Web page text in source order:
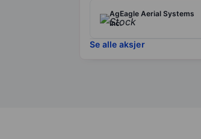
AgEagle Aerial Systems
Inc.
Se alle aksjer